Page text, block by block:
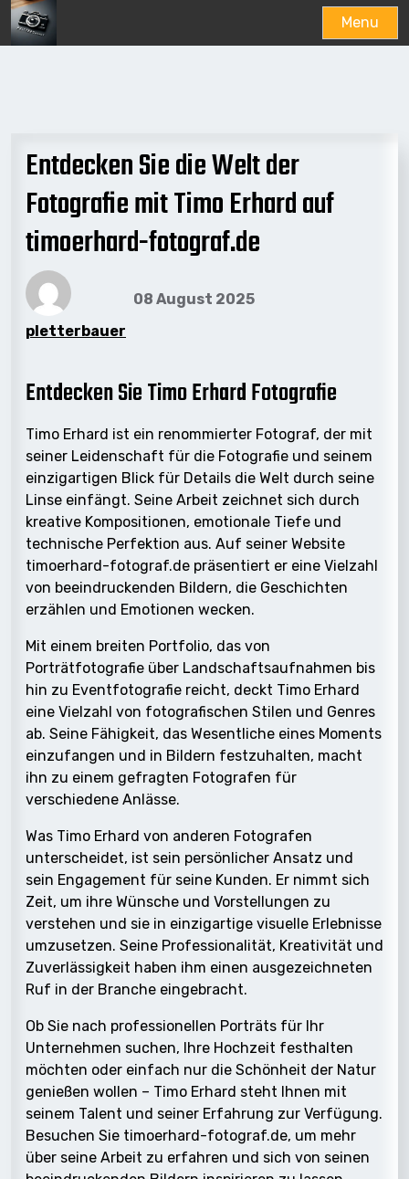
Menu
Entdecken Sie die Welt der
Fotografie mit Timo Erhard auf
timoerhard-fotograf.de
pletterbauer
08 August 2025
Entdecken Sie Timo Erhard Fotografie
Timo Erhard ist ein renommierter Fotograf, der mit
seiner Leidenschaft für die Fotografie und seinem
einzigartigen Blick für Details die Welt durch seine
Linse einfängt. Seine Arbeit zeichnet sich durch
kreative Kompositionen, emotionale Tiefe und
technische Perfektion aus. Auf seiner Website
timoerhard-fotograf.de präsentiert er eine Vielzahl
von beeindruckenden Bildern, die Geschichten
erzählen und Emotionen wecken.
Mit einem breiten Portfolio, das von
Porträtfotografie über Landschaftsaufnahmen bis
hin zu Eventfotografie reicht, deckt Timo Erhard
eine Vielzahl von fotografischen Stilen und Genres
ab. Seine Fähigkeit, das Wesentliche eines Moments
einzufangen und in Bildern festzuhalten, macht
ihn zu einem gefragten Fotografen für
verschiedene Anlässe.
Was Timo Erhard von anderen Fotografen
unterscheidet, ist sein persönlicher Ansatz und
sein Engagement für seine Kunden. Er nimmt sich
Zeit, um ihre Wünsche und Vorstellungen zu
verstehen und sie in einzigartige visuelle Erlebnisse
umzusetzen. Seine Professionalität, Kreativität und
Zuverlässigkeit haben ihm einen ausgezeichneten
Ruf in der Branche eingebracht.
Ob Sie nach professionellen Porträts für Ihr
Unternehmen suchen, Ihre Hochzeit festhalten
möchten oder einfach nur die Schönheit der Natur
genießen wollen – Timo Erhard steht Ihnen mit
seinem Talent und seiner Erfahrung zur Verfügung.
Besuchen Sie timoerhard-fotograf.de, um mehr
über seine Arbeit zu erfahren und sich von seinen